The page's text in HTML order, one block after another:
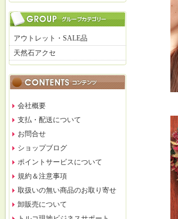
アウトレット・SALE品
天然石アクセ
会社概要
支払・配送について
お問合せ
ショップブログ
ポイントサービスについて
規約＆注意事項
取扱いの無い商品のお取り寄せ
卸販売について